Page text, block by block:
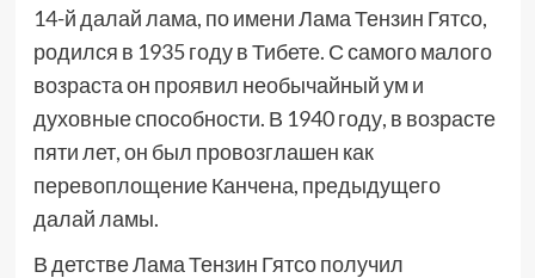
14-й далай лама, по имени Лама Тензин Гятсо,
родился в 1935 году в Тибете. С самого малого
возраста он проявил необычайный ум и
духовные способности. В 1940 году, в возрасте
пяти лет, он был провозглашен как
перевоплощение Канчена, предыдущего
далай ламы.
В детстве Лама Тензин Гятсо получил